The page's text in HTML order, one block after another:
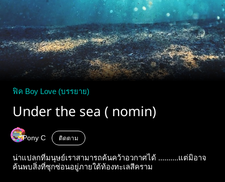
ฟิค Boy Love (บรรยาย)
Under the sea ( nomin)
Pony C ติดตาม
น่าแปลกที่มนุษย์เราสามารถค้นคว้าอวกาศได้ ..........แต่มิอาจ
ค้นพบสิ่งที่ซุกซ่อนอยู่ภายใต้ท้องทะเลสีคราม